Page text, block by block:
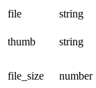
file string
thumb
string
file_size number